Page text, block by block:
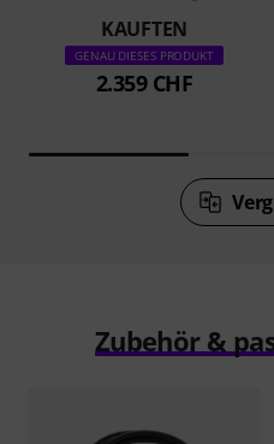
KAUFTEN
GENAU DIESES PRODUKT
2.359 CHF
Zubehör &